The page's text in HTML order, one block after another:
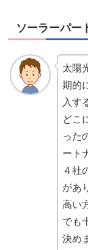
ソーラーパー
太陽
期的
入す
どこ
った
ート
４社
があ
高い
でも
決め